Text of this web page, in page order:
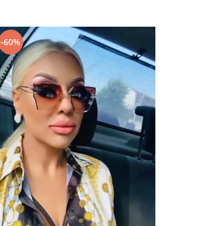
-60%